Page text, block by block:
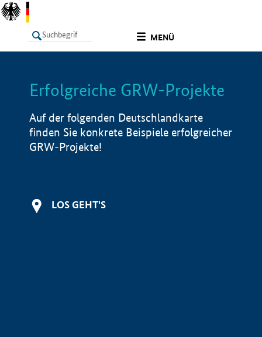
MENÜ
LISTE Info
Erfolgreiche GRW-Projekte
Auf der folgenden Deutschlandkarte
finden Sie konkrete Beispiele erfolgreicher
GRW-Projekte!
LOS GEHT'S